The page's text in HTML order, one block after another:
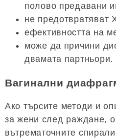
полово предавани
не предотвратяват
ефективността на
може да причини
двамата партньори.
Вагинални
Ако търсите методи и
за жени след раждане,
вътрематочните